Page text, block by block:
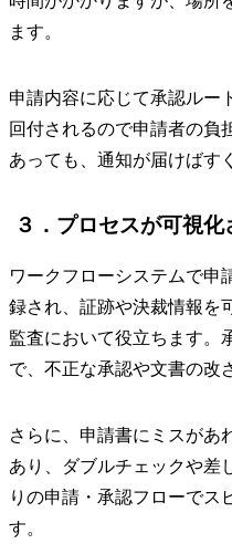
ます。
申請内容に応じて承認ルー
回付されるので申請者の負
あっても、通知が届けばす
３．プロセスが可視化
ワークフローシステムで申
録され、証跡や決裁情報を
監査において役立ちます。
で、不正な承認や文書の改
さらに、申請書にミスがあ
あり、ダブルチェックや差
りの申請・承認フローでス
す。